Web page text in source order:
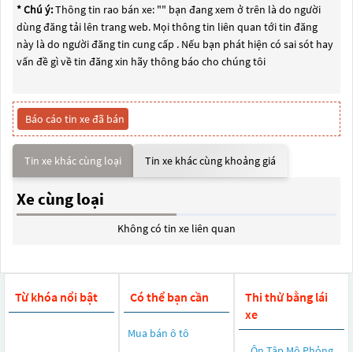
* Chú ý:Thông tin rao bán xe: "" bạn đang xem ở trên là do người
dùng đăng tải lên trang web. Mọi thông tin liên quan tới tin đăng
này là do người đăng tin cung cấp . Nếu bạn phát hiện có sai sót hay
vấn đề gì về tin đăng xin hãy thông báo cho chúng tôi
Báo cáo tin xe đã bán
Tin xe khác cùng loại Tin xe khác cùng khoảng giá
Xe cùng loại
Không có tin xe liên quan
Từ khóa nổi bật Có thể bạn cần
Mua bán ô tô
Thi thử bằng lái
xe